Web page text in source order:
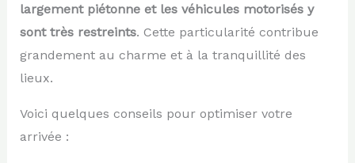
largement piétonne et les véhicules motorisés y
sont très restreints. Cette particularité contribue
grandement au charme et à la tranquillité des
lieux.
Voici quelques conseils pour optimiser votre
arrivée :